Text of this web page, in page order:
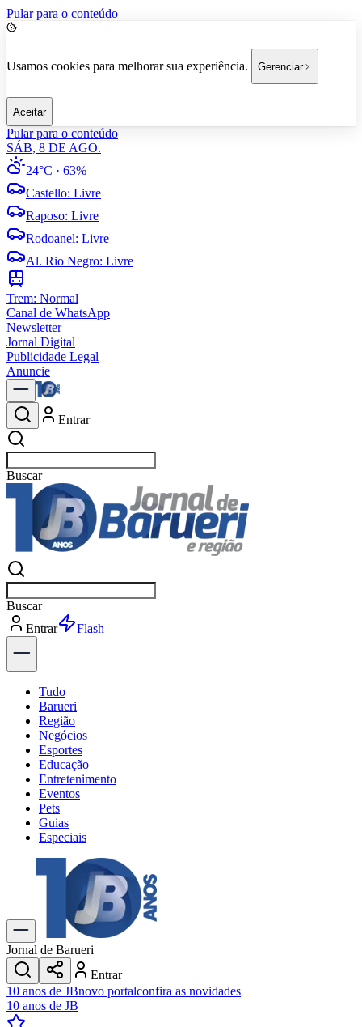
Pular para o conteúdo
Usamos cookies para melhorar sua experiência. Gerenciar
Aceitar
Pular para o conteúdo
SÁB, 8 DE AGO.
24°C · 63%
Castello: Livre
Raposo: Livre
Rodoanel: Livre
Al. Rio Negro: Livre
Trem: Normal
Canal de WhatsApp
Newsletter
Jornal Digital
Publicidade Legal
Anuncie
Entrar
Buscarn
Buscarn
Entrar
Explorar
Tudo
Barueri
Região
Negócios
Esportes
Educação
Entretenimento
Eventos
Pets
Guias
Especiais
Explore Tudo
Últimas Notícias
Previsão do Tempo
Trânsito e Rotas
Dia a Dia & Lazer
Transportes
Gastronomia
Cinema & Shows
JogosNovo
Jornal de Barueri
Entrar
10 anos de JBnovo portalconfira as novidades
10 anos de JB